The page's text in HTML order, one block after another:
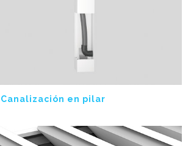
Canalización en pilar